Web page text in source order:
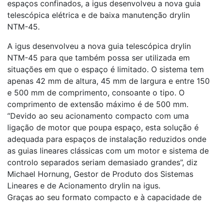
espaços confinados, a igus desenvolveu a nova guia
telescópica elétrica e de baixa manutenção drylin
NTM-45.
A igus desenvolveu a nova guia telescópica drylin
NTM-45 para que também possa ser utilizada em
situações em que o espaço é limitado. O sistema tem
apenas 42 mm de altura, 45 mm de largura e entre 150
e 500 mm de comprimento, consoante o tipo. O
comprimento de extensão máximo é de 500 mm.
“Devido ao seu acionamento compacto com uma
ligação de motor que poupa espaço, esta solução é
adequada para espaços de instalação reduzidos onde
as guias lineares clássicas com um motor e sistema de
controlo separados seriam demasiado grandes”, diz
Michael Hornung, Gestor de Produto dos Sistemas
Lineares e de Acionamento drylin na igus.
Graças ao seu formato compacto e à capacidade de